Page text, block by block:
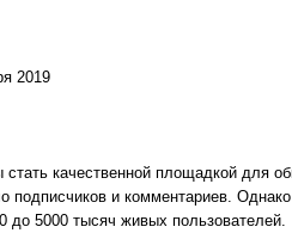
2019
качественной площадкой для
подписчиков и комментариев.
до 5000 тысяч живых пользователей.